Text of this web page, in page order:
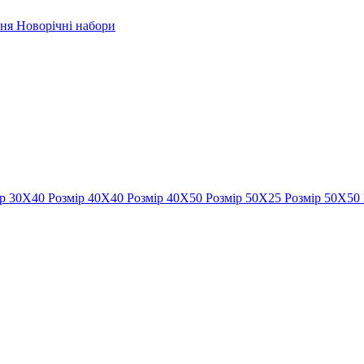
Новорічні набори
30Х40 Розмір 40Х40 Розмір 40Х50 Розмір 50Х25 Розмір 50Х50